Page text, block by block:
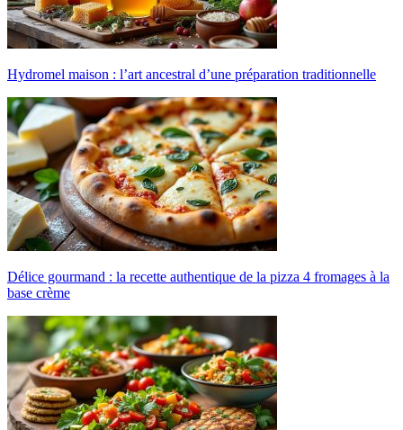
Hydromel maison : l’art ancestral d’une préparation traditionnelle
Délice gourmand : la recette authentique de la pizza 4 fromages à la
base crème